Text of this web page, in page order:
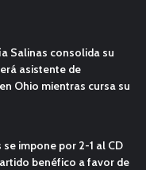
Salinas consolida su
asistente de
Ohio mientras cursa su
impone por 2-1 al CD
benéfico a favor de